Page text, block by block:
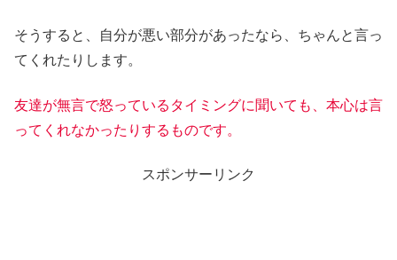
そうすると、自分が悪い部分があったなら、ちゃんと言っ
てくれたりします。
友達が無言で怒っているタイミングに聞いても、本心は言
ってくれなかったりするものです。
スポンサーリンク